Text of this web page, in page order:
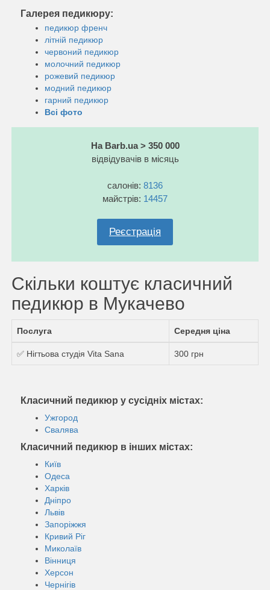
Галерея педикюру:
педикюр френч
літній педикюр
червоний педикюр
молочний педикюр
рожевий педикюр
модний педикюр
гарний педикюр
Всі фото
На Barb.ua > 350 000
відвідувачів в місяць
салонів: 8136
майстрів: 14457
Реєстрація
Скільки коштує класичний
педикюр в Мукачево
Послуга Середня ціна
✅ Нігтьова студія Vita Sana 300 грн
Класичний педикюр у сусідніх містах:
Ужгород
Свалява
Класичний педикюр в інших містах:
Київ
Одеса
Харків
Дніпро
Львів
Запоріжжя
Кривий Ріг
Миколаїв
Вінниця
Херсон
Чернігів